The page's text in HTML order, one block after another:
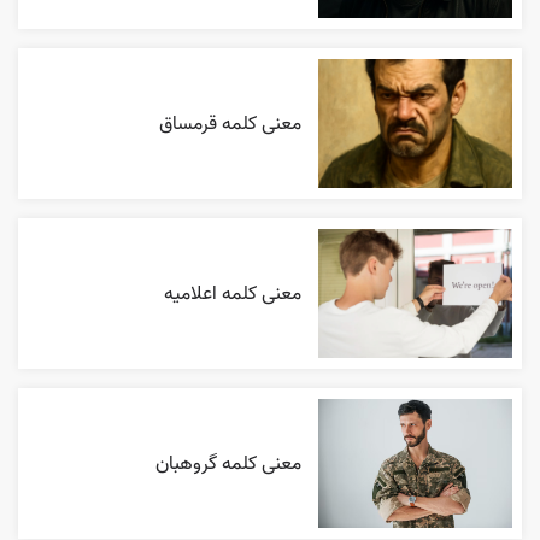
معنی کلمه قرمساق
معنی کلمه اعلاميه
معنی کلمه گروهبان